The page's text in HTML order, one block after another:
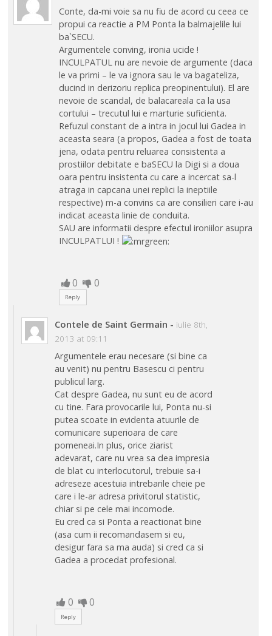
Conte, da-mi voie sa nu fiu de acord cu ceea ce
propui ca reactie a PM Ponta la balmajelile lui
ba`SECU.
Argumentele conving, ironia ucide !
INCULPATUL nu are nevoie de argumente (daca
le va primi – le va ignora sau le va bagateliza,
ducind in derizoriu replica preopinentului). El are
nevoie de scandal, de balacareala ca la usa
cortului – trecutul lui e marturie suficienta.
Refuzul constant de a intra in jocul lui Gadea in
aceasta seara (a propos, Gadea a fost de toata
jena, odata pentru reluarea consistenta a
prostiilor debitate e baSECU la Digi si a doua
oara pentru insistenta cu care a incercat sa-l
atraga in capcana unei replici la ineptiile
respective) m-a convins ca are consilieri care i-au
indicat aceasta linie de conduita.
SAU are informatii despre efectul ironiilor asupra
INCULPATLUI !
0 0
Reply
Contele de Saint Germain - iulie 8th,
2013 at 09:11
Argumentele erau necesare (si bine ca
au venit) nu pentru Basescu ci pentru
publicul larg.
Cat despre Gadea, nu sunt eu de acord
cu tine. Fara provocarile lui, Ponta nu-si
putea scoate in evidenta atuurile de
comunicare superioara de care
pomeneai.In plus, orice ziarist
adevarat, care nu vrea sa dea impresia
de blat cu interlocutorul, trebuie sa-i
adreseze acestuia intrebarile cheie pe
care i le-ar adresa privitorul statistic,
chiar si pe cele mai incomode.
Eu cred ca si Ponta a reactionat bine
(asa cum ii recomandasem si eu,
desigur fara sa ma auda) si cred ca si
Gadea a procedat profesional.
0 0
Reply